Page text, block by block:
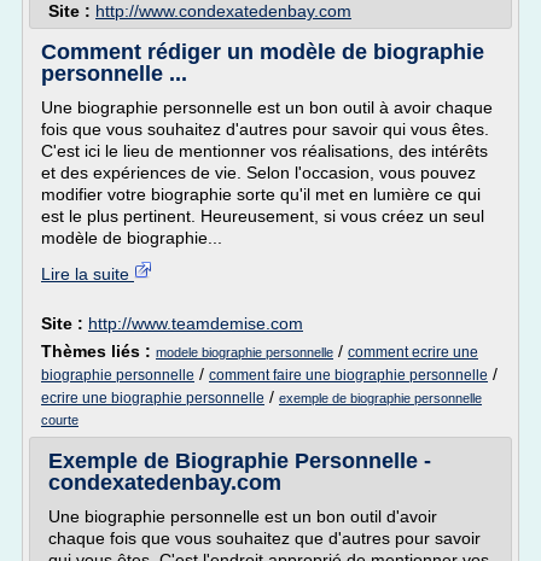
Site : http://www.condexatedenbay.com
Comment rédiger un modèle de biographie
personnelle ...
Une biographie personnelle est un bon outil à avoir chaque
fois que vous souhaitez d'autres pour savoir qui vous êtes.
C'est ici le lieu de mentionner vos réalisations, des intérêts
et des expériences de vie. Selon l'occasion, vous pouvez
modifier votre biographie sorte qu'il met en lumière ce qui
est le plus pertinent. Heureusement, si vous créez un seul
modèle de biographie...
Lire la suite
Site : http://www.teamdemise.com
Thèmes liés : modele biographie personnelle / comment ecrire une
biographie personnelle / comment faire une biographie personnelle /
ecrire une biographie personnelle / exemple de biographie personnelle
courte
Exemple de Biographie Personnelle -
condexatedenbay.com
Une biographie personnelle est un bon outil d'avoir
chaque fois que vous souhaitez que d'autres pour savoir